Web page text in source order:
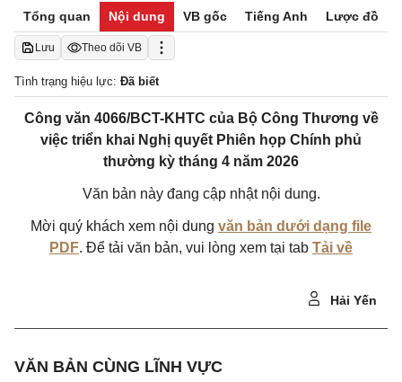
Tổng quan Nội dung VB gốc Tiếng Anh Lược đồ
Lưu Theo dõi VB
Tình trạng hiệu lực: Đã biết
Công văn 4066/BCT-KHTC của Bộ Công Thương về
việc triển khai Nghị quyết Phiên họp Chính phủ
thường kỳ tháng 4 năm 2026
Văn bản này đang cập nhật nội dung.
Mời quý khách xem nội dung văn bản dưới dạng file
PDF. Để tải văn bản, vui lòng xem tại tab Tải về
Hải Yến
VĂN BẢN CÙNG LĨNH VỰC